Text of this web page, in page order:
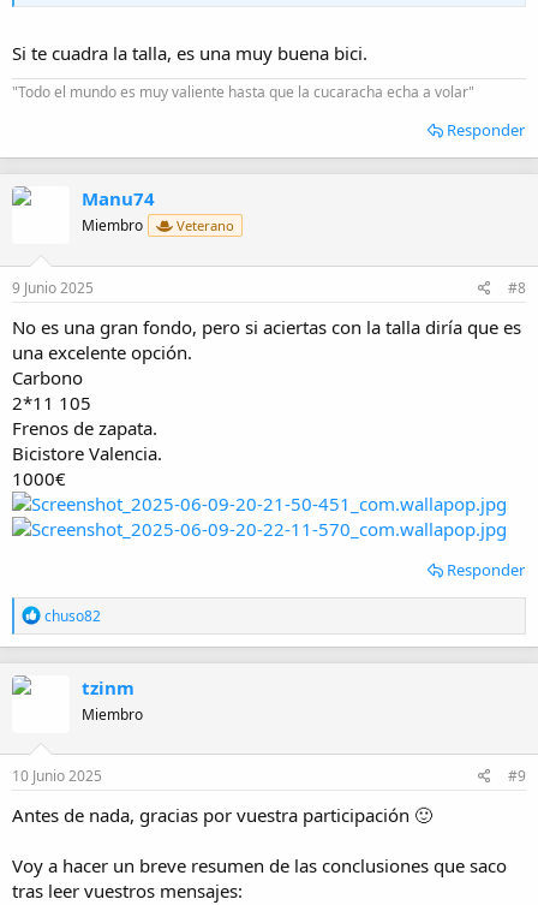
Si te cuadra la talla, es una muy buena bici.
"Todo el mundo es muy valiente hasta que la cucaracha echa a volar"
Responder
Manu74
Miembro Veterano
9 Junio 2025 #8
No es una gran fondo, pero si aciertas con la talla diría que es
una excelente opción.
Carbono
2*11 105
Frenos de zapata.
Bicistore Valencia.
1000€
Responder
R
e
a
n
s
chuso82
tzinm
Miembro
10 Junio 2025 #9
Antes de nada, gracias por vuestra participación 🙂
Voy a hacer un breve resumen de las conclusiones que saco
tras leer vuestros mensajes: